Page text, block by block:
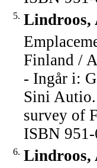
5. Lindroos,
Finland /
- Ingår i:
Sini
survey of
ISBN
6. Lindroos,